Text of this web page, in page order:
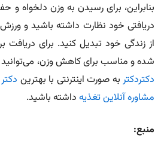
بنابراین، برای رسیدن به وزن دلخواه و
دریافتی خود نظارت داشته باشید و
از زندگی‌ خود تبدیل کنید. برای
شده و مناسب برای کاهش وزن، می‌توانید
دکتردکتربه صورت اینترنتی با بهترین
مشاوره آنلاین تغذیه داشته باشید.
منبع: